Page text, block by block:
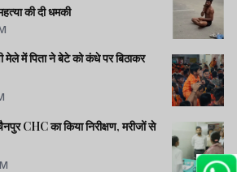
की दी धमकी
में पिता ने बेटे को कंधे पर बिठाकर
CHC का किया निरीक्षण, मरीजों से